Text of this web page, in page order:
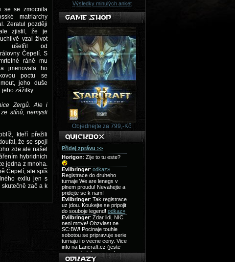
se se zmocnila
matriarchy
Zeratul později
zjistil, že je
vzal život
ušetřil od
Čepelí. S
ráně mu
jmenovala ho
poctu se
jeho duše
zážitky.
Zergů. Ale i
stínů, nemysli
kteří přežili
že se spojí
zde ale našel
hybridních
jedna z mnoha.
Čepelí, ale spíš
exilu jen s
zač a k
Výsledky minulých anket
Objednejte za 799,-Kč